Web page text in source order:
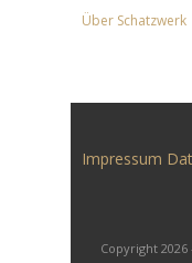
Über Schatzwerk
Impressum
Copyright